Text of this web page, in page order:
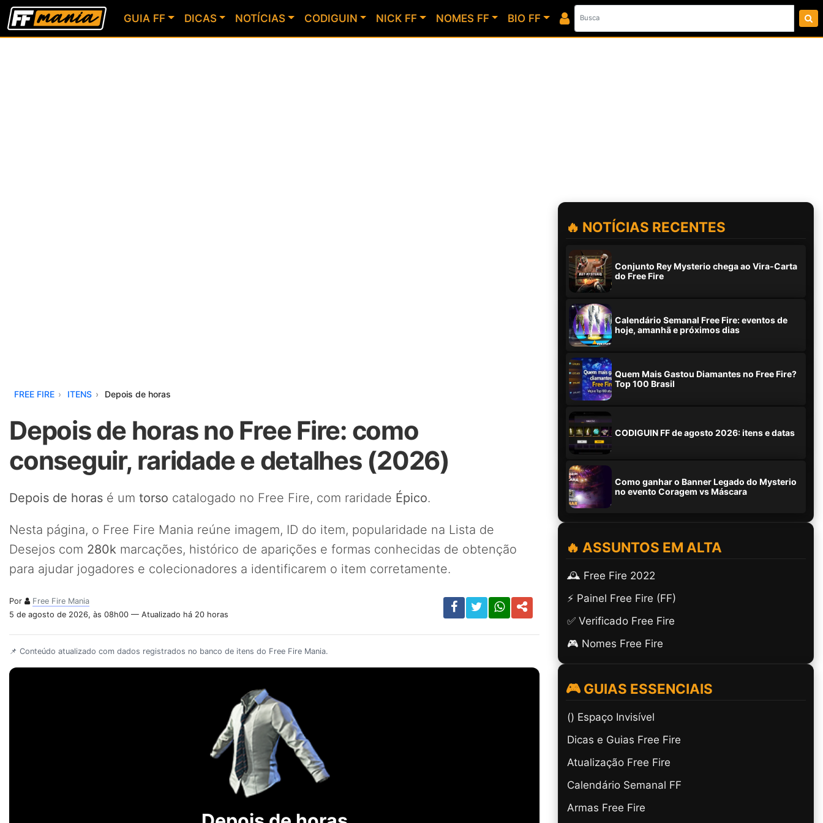
GUIA FF DICAS NOTÍCIAS CODIGUIN NICK FF NOMES FF BIO FF
FREE FIRE ITENS Depois de horas
Depois de horas no Free Fire: como
conseguir, raridade e detalhes (2026)
Depois de horas é um torso catalogado no Free Fire, com raridade Épico.
Nesta página, o Free Fire Mania reúne imagem, ID do item, popularidade na Lista de
Desejos com 280k marcações, histórico de aparições e formas conhecidas de obtenção
para ajudar jogadores e colecionadores a identificarem o item corretamente.
Por
Free Fire Mania
5 de agosto de 2026, às 08h00 — Atualizado há 20 horas
📌 Conteúdo atualizado com dados registrados no banco de itens do Free Fire Mania.
🔥 NOTÍCIAS RECENTES
Conjunto Rey Mysterio chega ao Vira-Carta
do Free Fire
Calendário Semanal Free Fire: eventos de
hoje, amanhã e próximos dias
Quem Mais Gastou Diamantes no Free Fire?
Top 100 Brasil
CODIGUIN FF de agosto 2026: itens e datas
Como ganhar o Banner Legado do Mysterio
no evento Coragem vs Máscara
🔥 ASSUNTOS EM ALTA
🕰️ Free Fire 2022
⚡ Painel Free Fire (FF)
✅ Verificado Free Fire
🎮 Nomes Free Fire
🎮 GUIAS ESSENCIAIS
(ㅤ) Espaço Invisível
Dicas e Guias Free Fire
Atualização Free Fire
Calendário Semanal FF
Armas Free Fire